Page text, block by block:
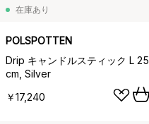
在庫あり
POLSPOTTEN
Drip キャンドルスティック L 25
cm, Silver
￥17,240